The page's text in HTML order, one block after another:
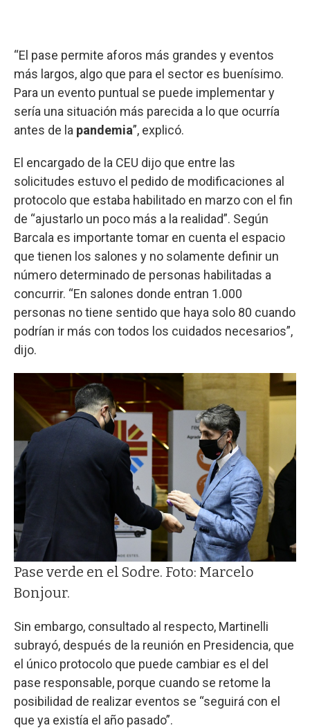
“El pase permite aforos más grandes y eventos
más largos, algo que para el sector es buenísimo.
Para un evento puntual se puede implementar y
sería una situación más parecida a lo que ocurría
antes de la pandemia”, explicó.
El encargado de la CEU dijo que entre las
solicitudes estuvo el pedido de modificaciones al
protocolo que estaba habilitado en marzo con el fin
de “ajustarlo un poco más a la realidad”. Según
Barcala es importante tomar en cuenta el espacio
que tienen los salones y no solamente definir un
número determinado de personas habilitadas a
concurrir. “En salones donde entran 1.000
personas no tiene sentido que haya solo 80 cuando
podrían ir más con todos los cuidados necesarios”,
dijo.
Pase verde en el Sodre. Foto: Marcelo
Bonjour.
Sin embargo, consultado al respecto, Martinelli
subrayó, después de la reunión en Presidencia, que
el único protocolo que puede cambiar es el del
pase responsable, porque cuando se retome la
posibilidad de realizar eventos se “seguirá con el
que ya existía el año pasado”.